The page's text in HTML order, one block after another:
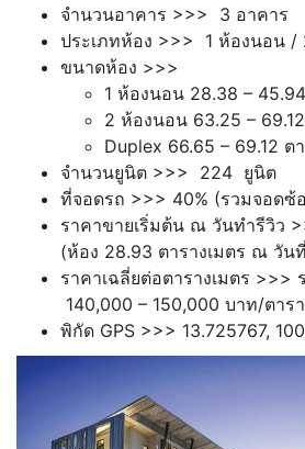
จำนวนอาคาร >>> 3 อาคาร
ประเภทห้อง >>> 1 ห้องนอน /
ขนาดห้อง >>>
1 ห้องนอน 28.38 –
2 ห้องนอน 63.25 –
Duplex 66.65 – 69.12 ต
จำนวนยูนิต >>> 224 ยูนิต
ที่จอดรถ >>> 40% (รวมจอดซ้
ราคาขายเริ่มต้น ณ วันทำรีวิว
(ห้อง 28.93 ตารางเมตร ณ วัน
ราคาเฉลี่ยต่อตารางเมตร >>>
140,000 – 150,000 บาท/ตารา
พิกัด GPS >>> 13.725767,